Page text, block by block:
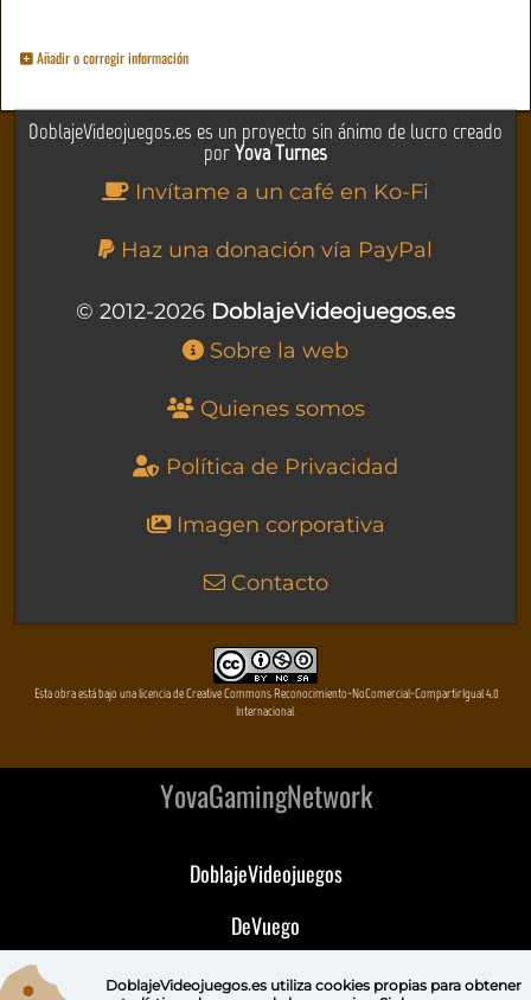
Añadir o corregir información
DoblajeVideojuegos.es es un proyecto sin ánimo de lucro creado
porYova Turnes
Invítame a un café en Ko-Fi
Haz una donación vía PayPal
© 2012-2026 DoblajeVideojuegos.es
Sobre la web
Quienes somos
Política de Privacidad
Imagen corporativa
Contacto
Esta obra está bajo una licencia de Creative Commons Reconocimiento-NoComercial-CompartirIgual 4.0
Internacional
YovaGamingNetwork
DoblajeVideojuegos
DeVuego
DeVuego GAL
DoblajeVideojuegos.es utiliza cookies propiaspara obtener